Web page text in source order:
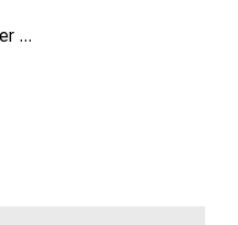
övervakning med
...